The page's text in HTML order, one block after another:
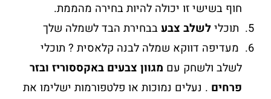
חוף בשישי זו יכולה להיות בחירה מהממת.
תוכלילשלב צבעבבחירת הבד לשמלה שלך
מעדיפה דווקא שמלה לבנה קלאסית ? תוכלי
לשלב ולשחק עם מגוון צבעים באקססוריז ובזר
פרחים . נעלים נמוכות או פלטפורמות ישלימו את